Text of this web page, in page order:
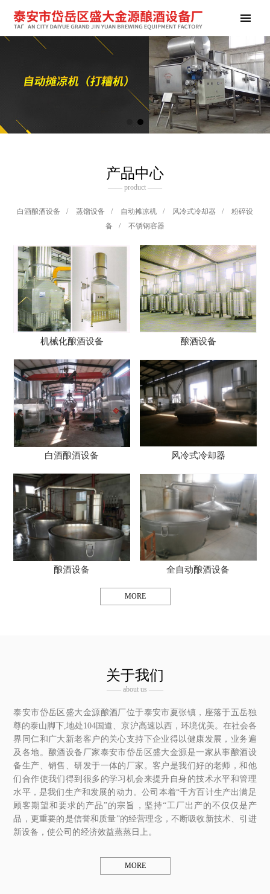
产品中心
—— product ——
白酒酿酒设备 / 蒸馏设备 / 自动摊凉机 / 风冷式冷却器 /
粉碎设
备
/ 不锈钢容器
机械化酿酒设备 酿酒设备
白酒酿酒设备 风冷式冷却器
酿酒设备 全自动酿酒设备
MORE
关于我们
—— about us ——
泰安市岱岳区盛大金源酿酒厂位于泰安市夏张镇，座落于五岳独
尊的泰山脚下,地处104国道、京沪高速以西，环境优美。在社会各
界同仁和广大新老客户的关心支持下企业得以健康发展，业务遍
及各地。酿酒设备厂家泰安市岱岳区盛大金源是一家从事酿酒设
备生产、销售、研发于一体的厂家。客户是我们好的老师，和他
们合作使我们得到很多的学习机会来提升自身的技术水平和管理
水平，是我们生产和发展的动力。公司本着“千方百计生产出满足
顾客期望和要求的产品”的宗旨，坚持“工厂出产的不仅仅是产
品，更重要的是信誉和质量”的经营理念，不断吸收新技术、引进
新设备，使公司的经济效益蒸蒸日上。
MORE